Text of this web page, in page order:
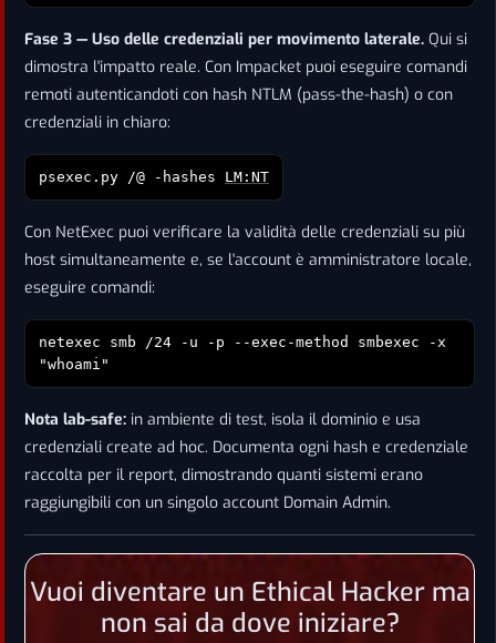
Fase 3 — Uso delle credenziali per movimento laterale. Qui si
dimostra l'impatto reale. Con Impacket puoi eseguire comandi
remoti autenticandoti con hash NTLM (pass-the-hash) o con
credenziali in chiaro:
psexec.py /@ -hashes LM:NT
Con NetExec puoi verificare la validità delle credenziali su più
host simultaneamente e, se l'account è amministratore locale,
eseguire comandi:
netexec smb /24 -u -p
--exec-method smbexec -x
"whoami"
Nota lab-safe: in ambiente di test, isola il dominio e usa
credenziali create ad hoc. Documenta ogni hash e credenziale
raccolta per il report, dimostrando quanti sistemi erano
raggiungibili con un singolo account Domain Admin.
Vuoi diventare un Ethical Hacker ma
non sai da dove iniziare?